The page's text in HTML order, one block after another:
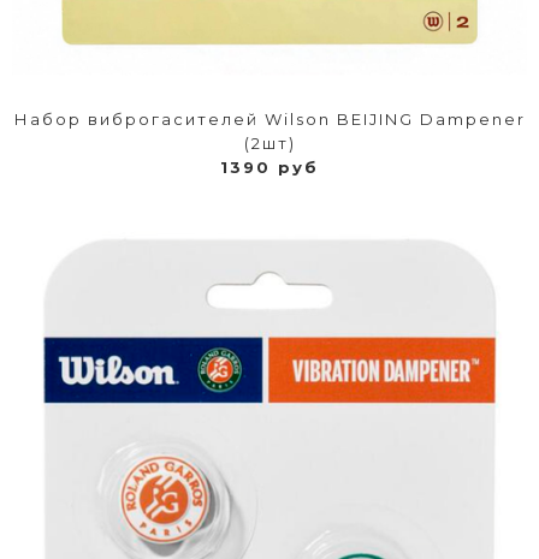
Набор виброгасителей Wilson BEIJING Dampener
(2шт)
1390 руб